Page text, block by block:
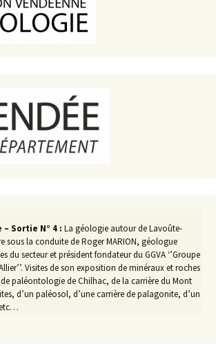
Sortie N° 4 : La géologie autour de Lavoûte-
sous la conduite de Roger MARION, géologue
du secteur et président fondateur du GGVA ‘’Groupe
Visites de son exposition de minéraux et roches
paléontologie de Chilhac, de la carrière du Mont
d’un paléosol, d’une carrière de palagonite, d’un